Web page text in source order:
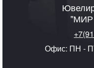
Офис: ПН -